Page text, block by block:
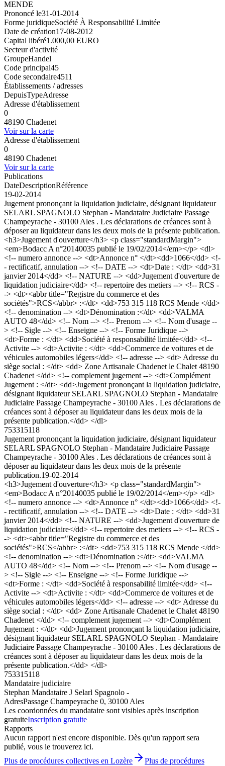
MENDE
Prononcé le31-01-2014
Forme juridiqueSociété À Responsabilité Limitée
Date de création17-08-2012
Capital libéré1.000,00 EURO
Secteur d'activité
GroupeHandel
Code principal45
Code secondaire4511
Établissements / adresses
DepuisTypeAdresse
Adresse d'établissement
0
48190 Chadenet
Voir sur la carte
Adresse d'établissement
0
48190 Chadenet
Voir sur la carte
Publications
DateDescriptionRéférence
19-02-2014
Jugement prononçant la liquidation judiciaire, désignant liquidateur
SELARL SPAGNOLO Stephan - Mandataire Judiciaire Passage
Champeyrache - 30100 Ales . Les déclarations de créances sont à
déposer au liquidateur dans les deux mois de la présente publication.
<h3>Jugement d'ouverture</h3> <p class="standardMargin">
<em>Bodacc A n°20140035 publié le 19/02/2014</em></p> <dl>
<!-- numero annonce --> <dt>Annonce n° </dt><dd>1066</dd> <!-
- rectificatif, annulation --> <!-- DATE --> <dt>Date : </dt> <dd>31
janvier 2014</dd> <!-- NATURE --> <dd>Jugement d'ouverture de
liquidation judiciaire</dd> <!-- repertoire des metiers --> <!-- RCS -
-> <dt><abbr title="Registre du commerce et des
sociétés">RCS</abbr> :</dt> <dd>753 315 118 RCS Mende </dd>
<!-- denomination --> <dt>Dénomination :</dt> <dd>VALMA
AUTO 48</dd> <!-- Nom --> <!-- Prenom --> <!-- Nom d'usage --
> <!-- Sigle --> <!-- Enseigne --> <!-- Forme Juridique -->
<dt>Forme : </dt> <dd>Société à responsabilité limitée</dd> <!--
Activite --> <dt>Activite : </dt> <dd>Commerce de voitures et de
véhicules automobiles légers</dd> <!-- adresse --> <dt> Adresse du
siège social : </dt> <dd> Zone Artisanale Chadenet le Chalet 48190
Chadenet </dd> <!-- complement jugement --> <dt>Complément
Jugement : </dt> <dd>Jugement prononçant la liquidation judiciaire,
désignant liquidateur SELARL SPAGNOLO Stephan - Mandataire
Judiciaire Passage Champeyrache - 30100 Ales . Les déclarations de
créances sont à déposer au liquidateur dans les deux mois de la
présente publication.</dd> </dl>
753315118
Jugement prononçant la liquidation judiciaire, désignant liquidateur
SELARL SPAGNOLO Stephan - Mandataire Judiciaire Passage
Champeyrache - 30100 Ales . Les déclarations de créances sont à
déposer au liquidateur dans les deux mois de la présente
publication.19-02-2014
<h3>Jugement d'ouverture</h3> <p class="standardMargin">
<em>Bodacc A n°20140035 publié le 19/02/2014</em></p> <dl>
<!-- numero annonce --> <dt>Annonce n° </dt><dd>1066</dd> <!-
- rectificatif, annulation --> <!-- DATE --> <dt>Date : </dt> <dd>31
janvier 2014</dd> <!-- NATURE --> <dd>Jugement d'ouverture de
liquidation judiciaire</dd> <!-- repertoire des metiers --> <!-- RCS -
-> <dt><abbr title="Registre du commerce et des
sociétés">RCS</abbr> :</dt> <dd>753 315 118 RCS Mende </dd>
<!-- denomination --> <dt>Dénomination :</dt> <dd>VALMA
AUTO 48</dd> <!-- Nom --> <!-- Prenom --> <!-- Nom d'usage --
> <!-- Sigle --> <!-- Enseigne --> <!-- Forme Juridique -->
<dt>Forme : </dt> <dd>Société à responsabilité limitée</dd> <!--
Activite --> <dt>Activite : </dt> <dd>Commerce de voitures et de
véhicules automobiles légers</dd> <!-- adresse --> <dt> Adresse du
siège social : </dt> <dd> Zone Artisanale Chadenet le Chalet 48190
Chadenet </dd> <!-- complement jugement --> <dt>Complément
Jugement : </dt> <dd>Jugement prononçant la liquidation judiciaire,
désignant liquidateur SELARL SPAGNOLO Stephan - Mandataire
Judiciaire Passage Champeyrache - 30100 Ales . Les déclarations de
créances sont à déposer au liquidateur dans les deux mois de la
présente publication.</dd> </dl>
753315118
Mandataire judiciaire
Stephan Mandataire J Selarl Spagnolo -
AdresPassage Champeyrache 0, 30100 Ales
Les coordonnées du mandataire sont visibles après inscription
gratuiteInscription gratuite
Rapports
Aucun rapport n'est encore disponible. Dès qu'un rapport sera
publié, vous le trouverez ici.
Plus de procédures collectives en Lozère
Plus de procédures